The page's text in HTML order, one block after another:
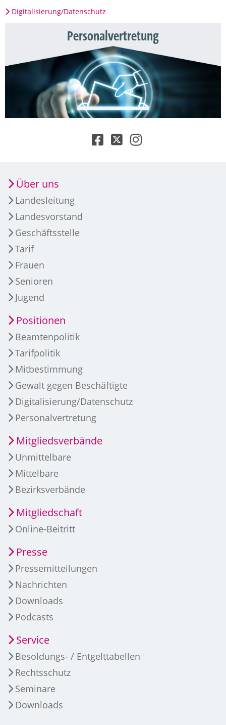
Digitalisierung/Datenschutz
Personalvertretung
Über uns
Landesleitung
Landesvorstand
Geschäftsstelle
Tarif
Frauen
Senioren
Jugend
Positionen
Beamtenpolitik
Tarifpolitik
Mitbestimmung
Gewalt gegen Beschäftigte
Digitalisierung/Datenschutz
Personalvertretung
Mitgliedsverbände
Unmittelbare
Mittelbare
Bezirksverbände
Mitgliedschaft
Online-Beitritt
Presse
Pressemitteilungen
Nachrichten
Downloads
Podcasts
Service
Besoldungs- / Entgelttabellen
Rechtsschutz
Seminare
Downloads